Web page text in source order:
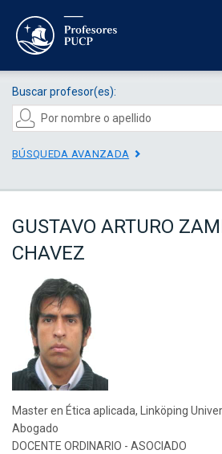
Buscar profesor(es):
BÚSQUEDA AVANZADA
GUSTAVO ARTURO
CHAVEZ
Master en Ética aplicada, Linköping
Abogado
DOCENTE ORDINARIO - ASOCIADO